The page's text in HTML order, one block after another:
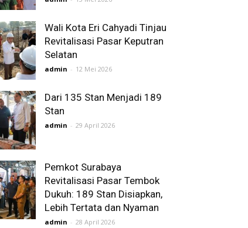
Wali Kota Eri Cahyadi Tinjau
Revitalisasi Pasar Keputran
Selatan
admin - 12 Mei 2026
Dari 135 Stan Menjadi 189
Stan
admin - 29 April 2026
Pemkot Surabaya
Revitalisasi Pasar Tembok
Dukuh: 189 Stan Disiapkan,
Lebih Tertata dan Nyaman
admin - 28 April 2026